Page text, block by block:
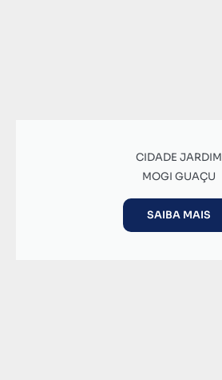
CIDADE JARDIM
MOGI GUAÇU
SAIBA MAIS